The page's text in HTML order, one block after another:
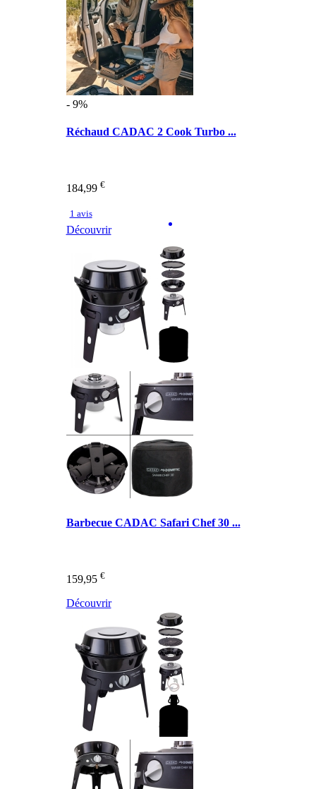
- 9%
Réchaud CADAC 2 Cook Turbo ...
184,99 €
1 avis
Découvrir
Barbecue CADAC Safari Chef 30 ...
159,95 €
Découvrir